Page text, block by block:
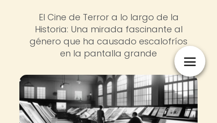
El Cine de Terror a lo largo de la
Historia: Una mirada fascinante al
género que ha causado escalofríos
en la pantalla grande